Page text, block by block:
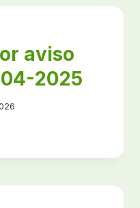
aviso
2025